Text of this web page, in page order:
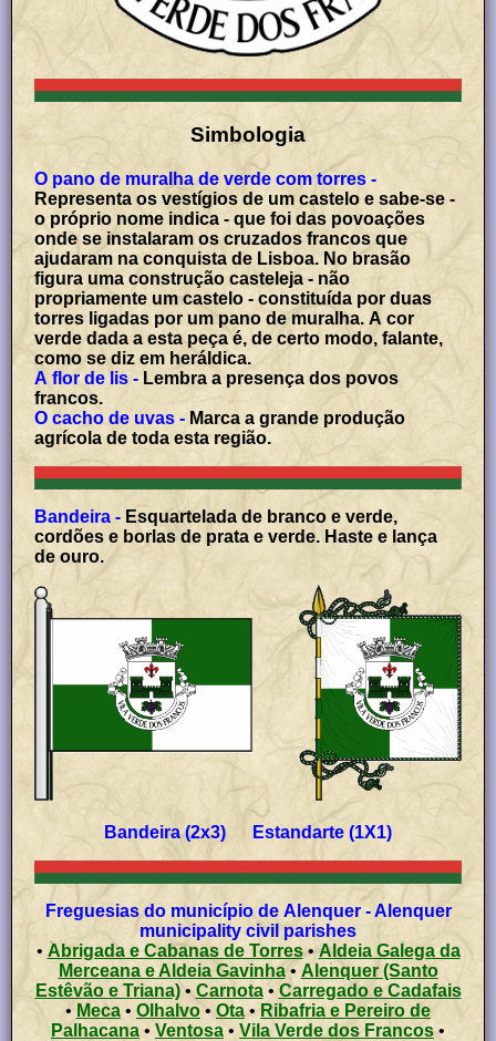
Simbologia
O pano de muralha de verde com torres -
Representa os vestígios de um castelo e sabe-se -
o próprio nome indica - que foi das povoações
onde se instalaram os cruzados francos que
ajudaram na conquista de Lisboa. No brasão
figura uma construção casteleja - não
propriamente um castelo - constituída por duas
torres ligadas por um pano de muralha. A cor
verde dada a esta peça é, de certo modo, falante,
como se diz em heráldica.
A flor de lis - Lembra a presença dos povos
francos.
O cacho de uvas - Marca a grande produção
agrícola de toda esta região.
Bandeira - Esquartelada de branco e verde,
cordões e borlas de prata e verde. Haste e lança
de ouro.
Bandeira (2x3) Estandarte (1X1)
Freguesias do município de Alenquer - Alenquer
municipality civil parishes
• Abrigada e Cabanas de Torres•Aldeia Galega da
Merceana e Aldeia Gavinha• Alenquer (Santo
Estêvão e Triana)•Carnota• Carregado e Cadafais
• Meca • Olhalvo • Ota •Ribafria e Pereiro de
Palhacana • Ventosa • Vila Verde dos Francos•